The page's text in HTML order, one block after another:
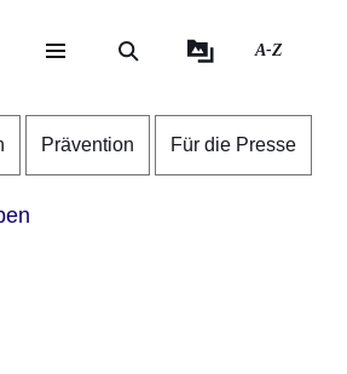
A-Z
Prävention Für die Presse